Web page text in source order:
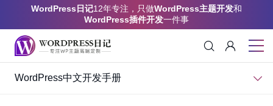
WordPress日记12年专注，只做WordPress主题开发和
WordPress插件开发一件事
WordPress中文开发手册